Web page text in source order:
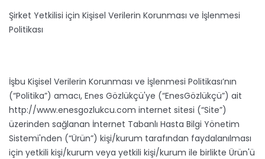
Şirket Yetkilisi için Kişisel Verilerin Korunması ve İşlenmesi
Politikası
İşbu Kişisel Verilerin Korunması ve İşlenmesi Politikası’nın
(“Politika”) amacı, Enes Gözlükçü'ye (“EnesGözlükçü”) ait
http://www.enesgozlukcu.com internet sitesi (“Site”)
üzerinden sağlanan İnternet Tabanlı Hasta Bilgi Yönetim
Sistemi'nden (“Ürün”) kişi/kurum tarafından faydalanılması
için yetkili kişi/kurum veya yetkili kişi/kurum ile birlikte Ürün'ü